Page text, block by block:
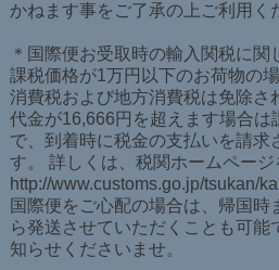
かねます事をご了承の上ご利用く
＊国際便お受取時の輸入関税に関
課税価格が1万円以下のお荷物の
消費税および地方消費税は免除さ
代金が16,666円を超えます場合は
で、到着時に税金の支払いを請求
す。 詳しくは、税関ホームページ
http://www.customs.go.jp/tsukan/
国際便をご心配の場合は、帰国時
ら発送させていただくことも可能
知らせくださいませ。